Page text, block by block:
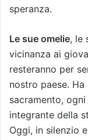
speranza.
Le sue omelie, le
vicinanza ai
resteranno per
nostro paese.
sacramento,
integrante della
Oggi, in silenzio